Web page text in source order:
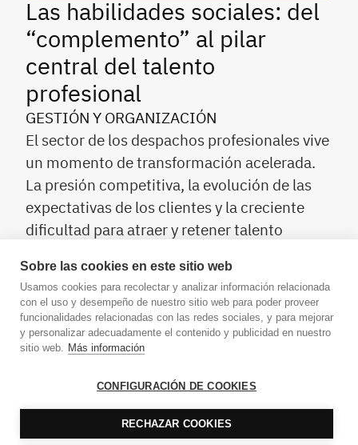
Las habilidades sociales: del
“complemento” al pilar
central del talento
profesional
GESTIÓN Y ORGANIZACIÓN
El sector de los despachos profesionales vive
un momento de transformación acelerada.
La presión competitiva, la evolución de las
expectativas de los clientes y la creciente
dificultad para atraer y retener talento
hoy ser un buen profesional.
Sobre las cookies en este sitio web
Usamos cookies para recolectar y analizar información relacionada
con el uso y desempeño de nuestro sitio web para poder proveer
funcionalidades relacionadas con las redes sociales, y para mejorar
y personalizar adecuadamente el contenido y publicidad en nuestro
sitio web. Más información
CONFIGURACIÓN DE COOKIES
RECHAZAR COOKIES